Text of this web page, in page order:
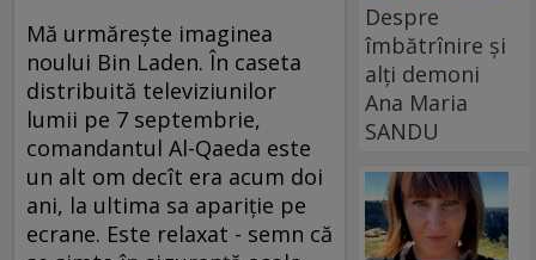
Mă urmăreşte imaginea
noului Bin Laden. În caseta
distribuită televiziunilor
lumii pe 7 septembrie,
comandantul Al-Qaeda este
un alt om decît era acum doi
ani, la ultima sa apariţie pe
ecrane. Este relaxat - semn că
Despre
îmbătrînire și
alți demoni
Ana Maria
SANDU